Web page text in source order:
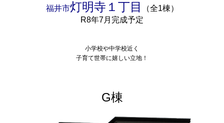
福井市灯明寺１丁目
（全1棟）
R8年7月完成予定
小学校や中学校近く
子育て世帯に嬉しい立地！
G棟